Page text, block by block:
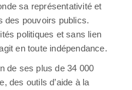
sa représentativité et
des pouvoirs publics.
politiques et sans lien
en toute indépendance.
de ses plus de 34 000
des outils d’aide à la